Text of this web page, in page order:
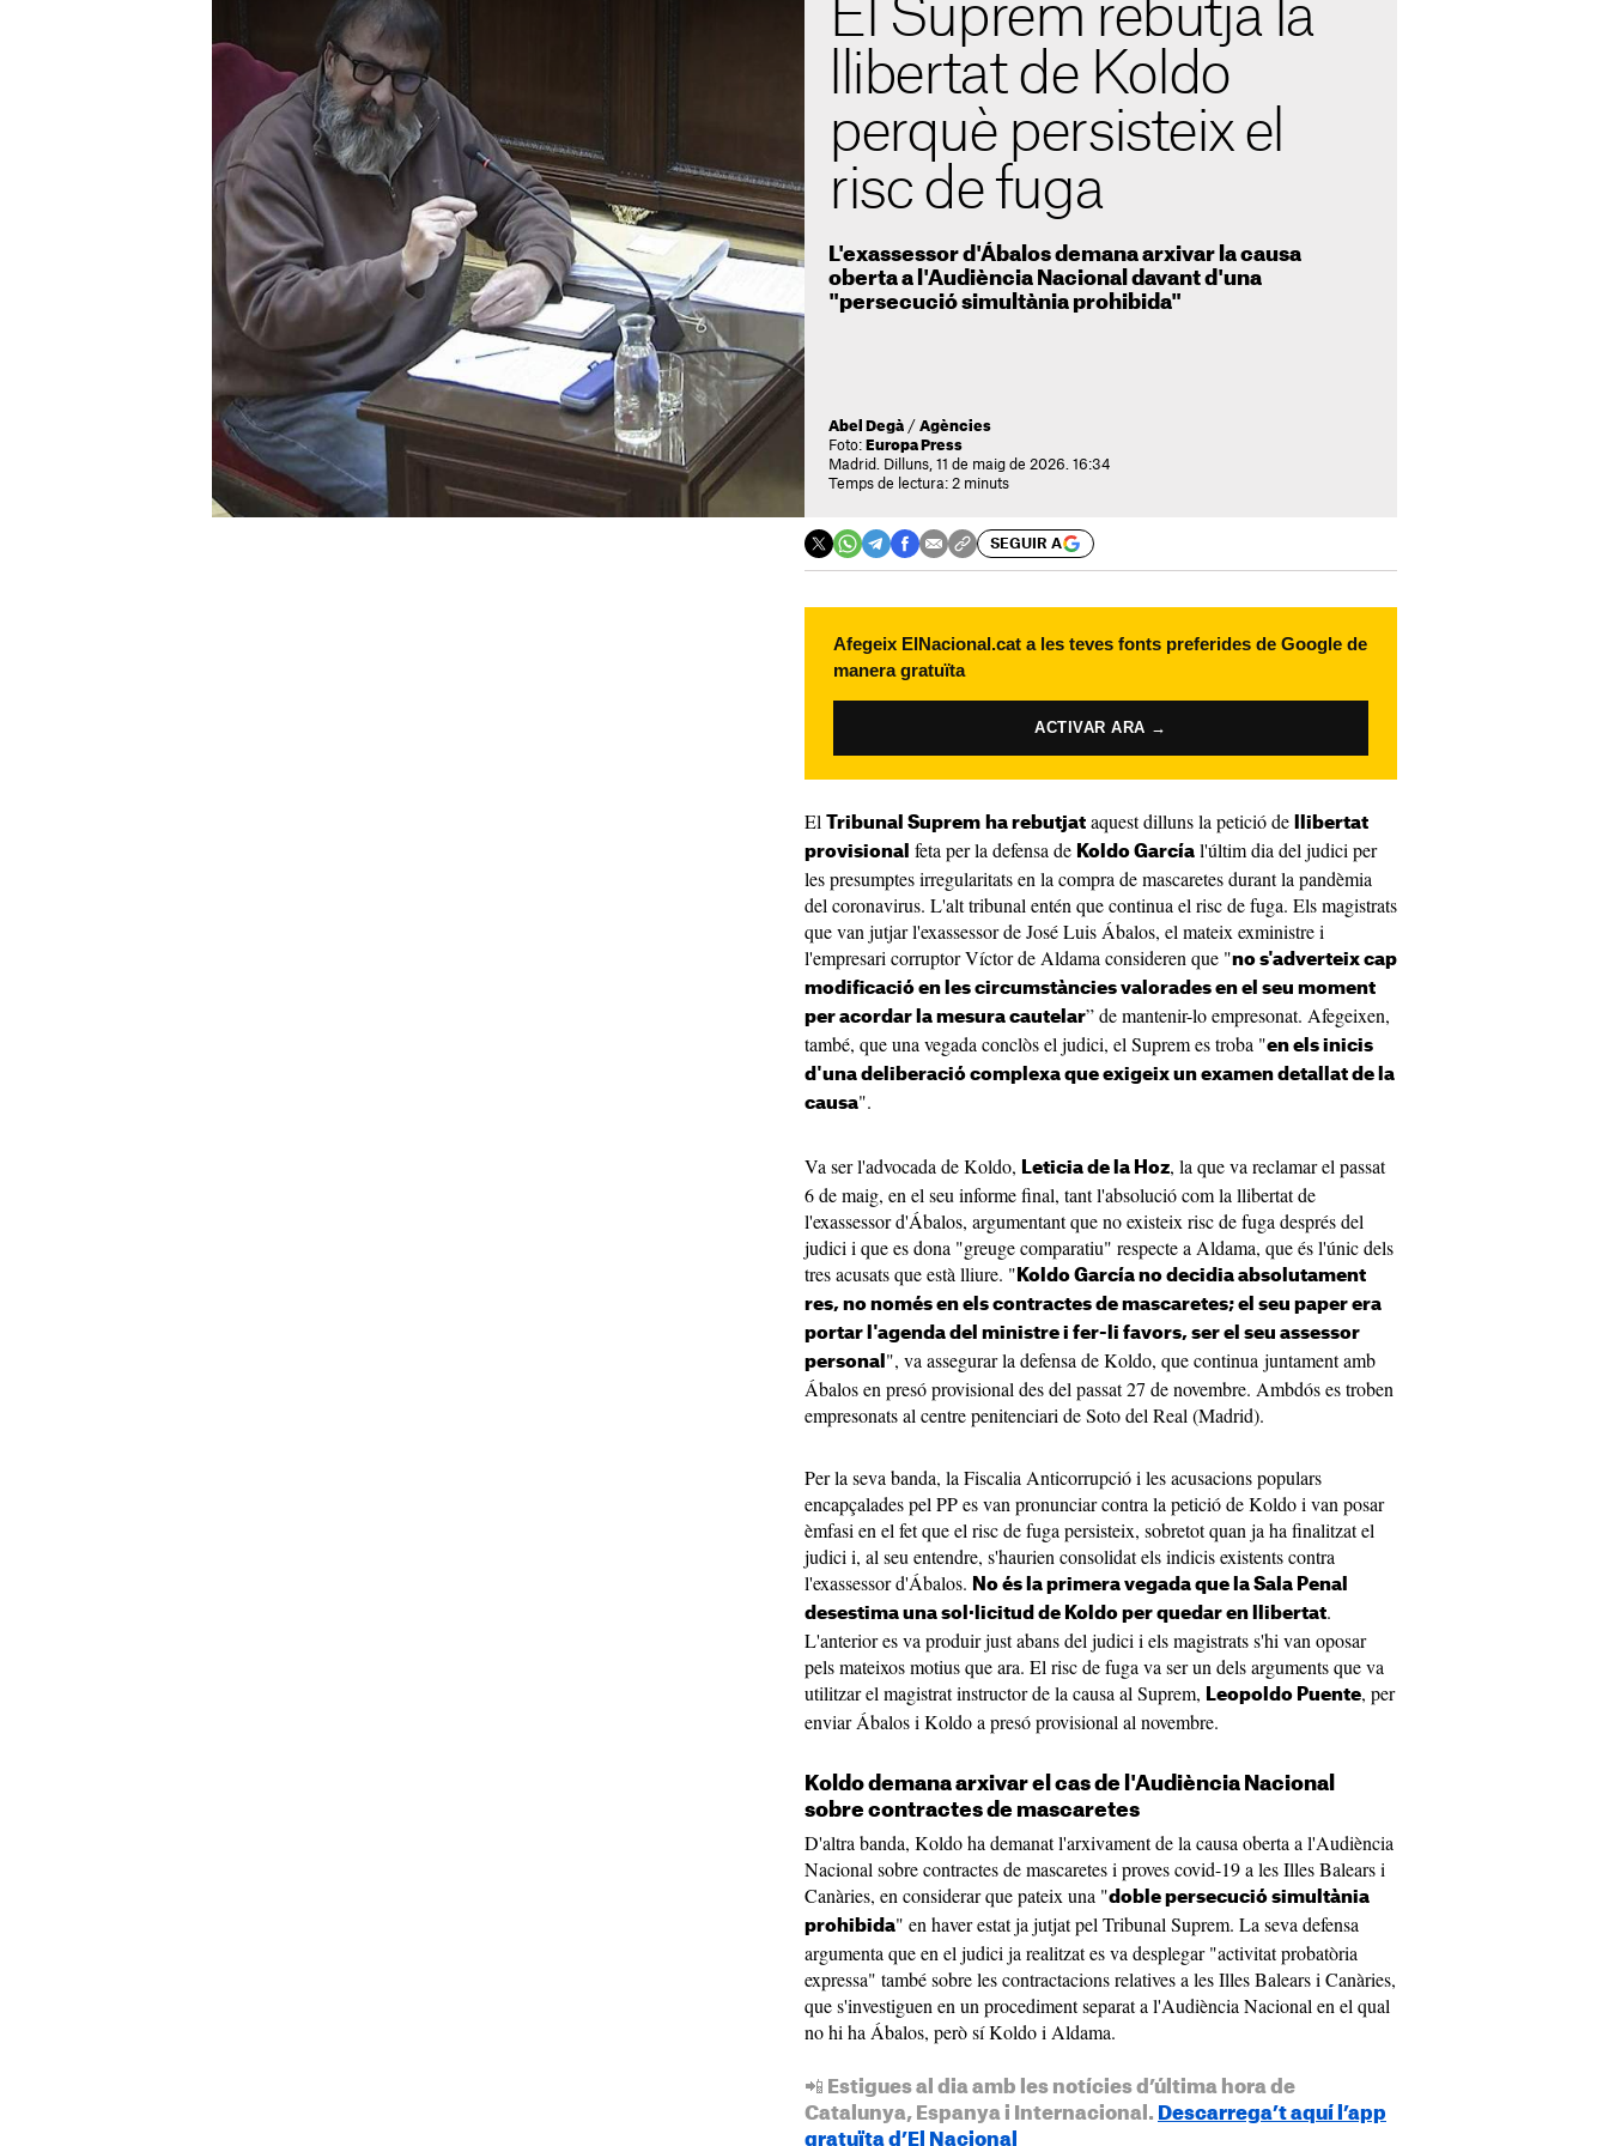
El Suprem rebutja la
llibertat de Koldo
perquè persisteix el
risc de fuga
L'exassessor d'Ábalos demana arxivar la causa
oberta a l'Audiència Nacional davant d'una
"persecució simultània prohibida"
Abel Degà / Agències
Foto: Europa Press
Madrid. Dilluns, 11 de maig de 2026. 16:34
Temps de lectura: 2 minuts
SEGUIR A
Afegeix ElNacional.cat a les teves fonts preferides de Google de
manera gratuïta
ACTIVAR ARA →
El Tribunal Suprem ha rebutjat aquest dilluns la petició de
llibertat
provisional feta per la defensa de Koldo García l'últim dia del judici per
les presumptes irregularitats en la compra de mascaretes durant la pandèmia
del coronavirus. L'alt tribunal entén que continua el risc de fuga. Els magistrats
que van jutjar l'exassessor de José Luis Ábalos, el mateix exministre i
l'empresari corruptor Víctor de Aldama consideren que "no s'adverteix cap
modificació en les circumstàncies valorades en el seu moment
per acordar la mesura cautelar” de mantenir-lo empresonat. Afegeixen,
també, que una vegada conclòs el judici, el Suprem es troba "en els inicis
d'una deliberació complexa que exigeix un examen detallat de la
causa".
Va ser l'advocada de Koldo, Leticia de la Hoz, la que va reclamar el passat
6 de maig, en el seu informe final, tant l'absolució com la llibertat de
l'exassessor d'Ábalos, argumentant que no existeix risc de fuga després del
judici i que es dona "greuge comparatiu" respecte a Aldama, que és l'únic dels
tres acusats que està lliure. " Koldo García no decidia absolutament
res, no només en els contractes de mascaretes; el seu paper era
portar l'agenda del ministre i fer-li favors, ser el seu assessor
personal ", va assegurar la defensa de Koldo, que continua juntament amb
Ábalos en presó provisional des del passat 27 de novembre. Ambdós es troben
empresonats al centre penitenciari de Soto del Real (Madrid).
Per la seva banda, la Fiscalia Anticorrupció i les acusacions populars
encapçalades pel PP es van pronunciar contra la petició de Koldo i van posar
èmfasi en el fet que el risc de fuga persisteix, sobretot quan ja ha finalitzat el
judici i, al seu entendre, s'haurien consolidat els indicis existents contra
l'exassessor d'Ábalos. No és la primera vegada que la Sala Penal
desestima una sol·licitud de Koldo per quedar en llibertat.
L'anterior es va produir just abans del judici i els magistrats s'hi van oposar
pels mateixos motius que ara. El risc de fuga va ser un dels arguments que va
utilitzar el magistrat instructor de la causa al Suprem, Leopoldo Puente, per
enviar Ábalos i Koldo a presó provisional al novembre.
Koldo demana arxivar el cas de l'Audiència Nacional
sobre contractes de mascaretes
D'altra banda, Koldo ha demanat l'arxivament de la causa oberta a l'Audiència
Nacional sobre contractes de mascaretes i proves covid-19 a les Illes Balears i
Canàries, en considerar que pateix una "doble persecució simultània
prohibida" en haver estat ja jutjat pel Tribunal Suprem. La seva defensa
argumenta que en el judici ja realitzat es va desplegar "activitat probatòria
expressa" també sobre les contractacions relatives a les Illes Balears i Canàries,
que s'investiguen en un procediment separat a l'Audiència Nacional en el qual
no hi ha Ábalos, però sí Koldo i Aldama.
📲 Estigues al dia amb les notícies d’última hora de
Catalunya, Espanya i Internacional. Descarrega’t aquí l’app
gratuïta d’El Nacional